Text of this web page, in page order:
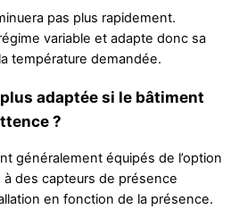
pas plus rapidement.
variable et adapte donc sa
température demandée.
adaptée si le bâtiment
?
généralement équipés de l’option
des capteurs de présence
en fonction de la présence.